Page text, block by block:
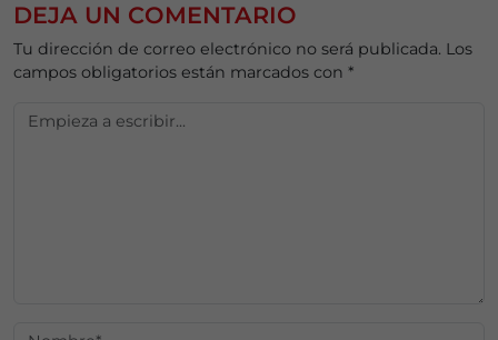
DEJA UN COMENTARIO
Tu dirección de correo electrónico no será publicada. Los
campos obligatorios están marcados con *